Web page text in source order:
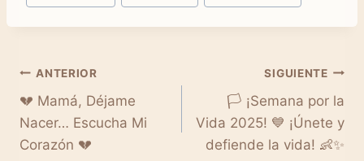
Navegación
de
entradas
ANTERIOR
💔 Mamá, Déjame
Nacer… Escucha Mi
Corazón 💔
SIGUIENTE
🏳️ ¡Semana por la
Vida 2025! 💙 ¡Únete y
defiende la vida! 👶✨